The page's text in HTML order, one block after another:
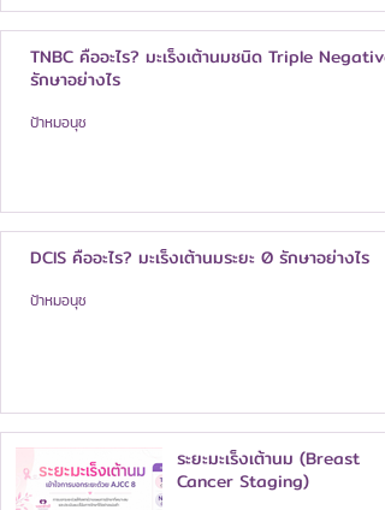
TNBC คืออะไร? มะเร็งเต้านมชนิด Triple Negative
รักษาอย่างไร
ป้าหมอนุช
DCIS คืออะไร? มะเร็งเต้านมระยะ 0 รักษาอย่างไร
ป้าหมอนุช
ระยะมะเร็งเต้านม (Breast
Cancer Staging)